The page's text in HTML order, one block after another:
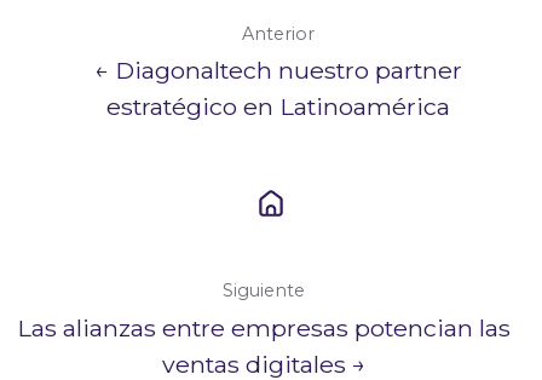
Anterior
← Diagonaltech nuestro partner
estratégico en Latinoamérica
Siguiente
Las alianzas entre empresas potencian las
ventas digitales →